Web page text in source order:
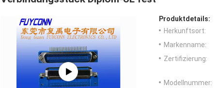
Produktdetails:
Herkunftsort:
Markenname:
Zertifizierung:
Modellnummer: